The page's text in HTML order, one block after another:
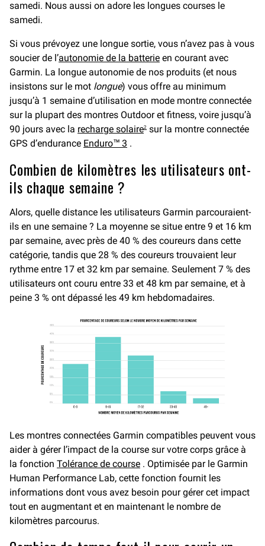
samedi. Nous aussi on adore les longues courses le
samedi.
Si vous prévoyez une longue sortie, vous n’avez pas à vous
soucier de l’autonomie de la batterie en courant avec
Garmin. La longue autonomie de nos produits (et nous
insistons sur le mot longue) vous offre au minimum
jusqu’à 1 semaine d’utilisation en mode montre connectée
sur la plupart des montres Outdoor et fitness, voire jusqu’à
90 jours avec la recharge solaire2 sur la montre connectée
GPS d’endurance Enduro™ 3 .
Combien de kilomètres les utilisateurs ont-
ils chaque semaine ?
Alors, quelle distance les utilisateurs Garmin parcouraient-
ils en une semaine ? La moyenne se situe entre 9 et 16 km
par semaine, avec près de 40 % des coureurs dans cette
catégorie, tandis que 28 % des coureurs trouvaient leur
rythme entre 17 et 32 km par semaine. Seulement 7 % des
utilisateurs ont couru entre 33 et 48 km par semaine, et à
peine 3 % ont dépassé les 49 km hebdomadaires.
Les montres connectées Garmin compatibles peuvent vous
aider à gérer l’impact de la course sur votre corps grâce à
la fonction Tolérance de course . Optimisée par le Garmin
Human Performance Lab, cette fonction fournit les
informations dont vous avez besoin pour gérer cet impact
tout en augmentant et en maintenant le nombre de
kilomètres parcourus.